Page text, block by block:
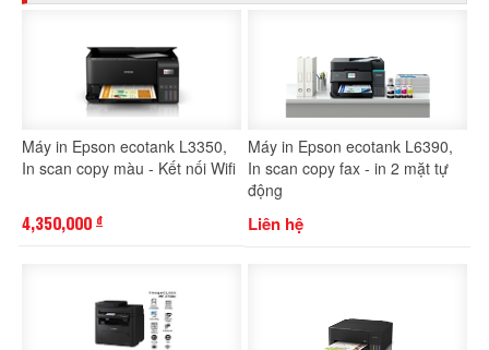
Máy in Epson ecotank L3350,
In scan copy màu - Kết nối Wifi
4,350,000 đ
Máy in Epson ecotank L6390,
In scan copy fax - in 2 mặt tự
động
Liên hệ